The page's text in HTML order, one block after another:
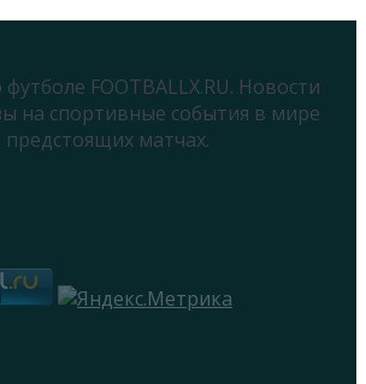
FOOTBALLX.RU. Новости
на спортивные события в мире
матчах.